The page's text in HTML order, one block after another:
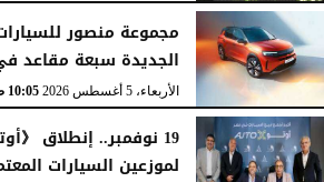
الأربعاء، 5 أغسطس 2026
مجموعة منصور
الجديدة سبعة مقاعد
الأربعاء، 5 أغسطس 2026 10:05 صـ
19 نوفمبر.. إنطلاق
لموزعين السيارات